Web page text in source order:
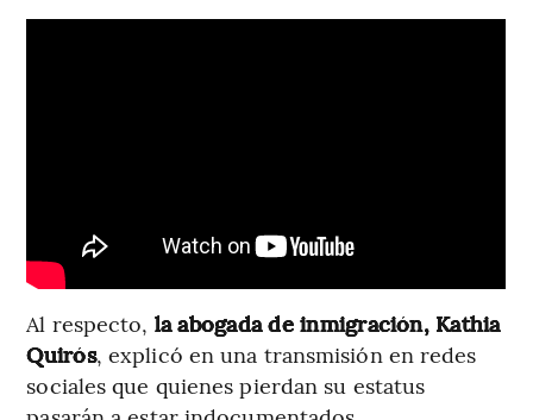
Al respecto, la abogada de inmigración, Kathia
Quirós, explicó en una transmisión en redes
sociales que quienes pierdan su estatus